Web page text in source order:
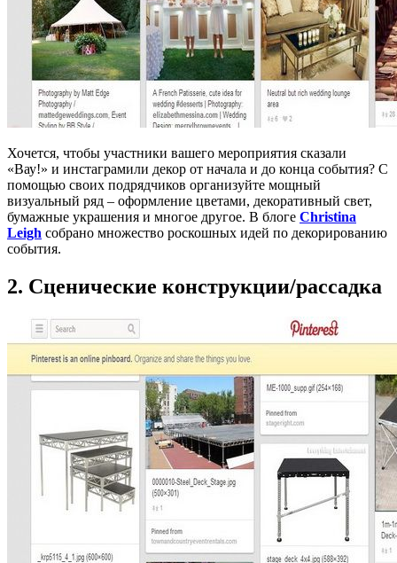
Хочется, чтобы участники вашего мероприятия сказали
«Вау!» и инстаграмили декор от начала и до конца события? С
помощью своих подрядчиков организуйте мощный
визуальный ряд – оформление цветами, декоративный свет,
бумажные украшения и многое другое. В блоге Christina
Leigh собрано множество роскошных идей по декорированию
события.
2. Сценические конструкции/рассадка